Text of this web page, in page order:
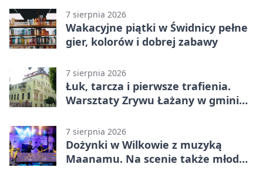
7 sierpnia 2026
Wakacyjne piątki w Świdnicy pełne
gier, kolorów i dobrej zabawy
7 sierpnia 2026
Łuk, tarcza i pierwsze trafienia.
Warsztaty Zrywu Łażany w gminie
7 sierpnia 2026
Dożynki w Wilkowie z muzyką
Maanamu. Na scenie także młode